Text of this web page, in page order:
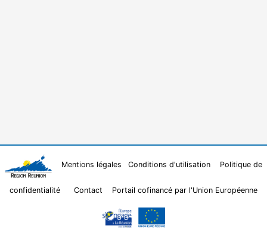
Mentions légales Conditions d'utilisation Politique de
confidentialité Contact Portail cofinancé par l'Union Européenne